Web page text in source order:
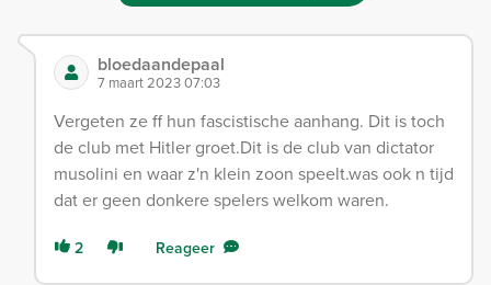
bloedaandepaal
7 maart 2023 07:03
Vergeten ze ff hun fascistische aanhang. Dit is toch
de club met Hitler groet.Dit is de club van dictator
musolini en waar z'n klein zoon speelt.was ook n tijd
dat er geen donkere spelers welkom waren.
2 Reageer